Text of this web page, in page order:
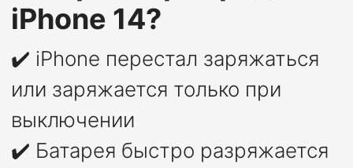
iPhone 14?
✔️ iPhone перестал заряжаться
или заряжается только при
выключении
✔️ Батарея быстро разряжается